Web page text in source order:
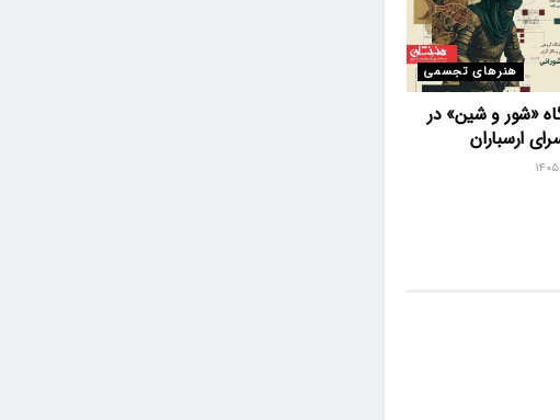
هنرهای تجسمی
«شور و شین» در
ارسباران